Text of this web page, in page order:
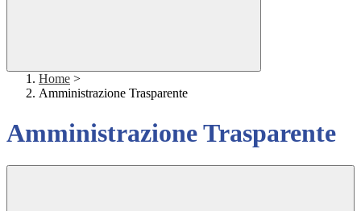
Home >
Amministrazione Trasparente
Amministrazione Trasparente